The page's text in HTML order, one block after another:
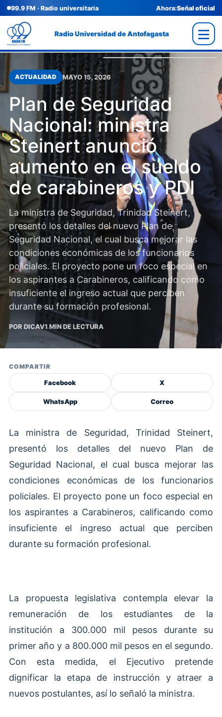
99.9 FM · Radio universitaria Ahora:Señal oficial
Radio Universidad de Antofagasta
ACTUALIDAD MAYO 15, 2026
Plan de Seguridad
Nacional: ministra
Steinert anunció
aumento en el sueldo
de carabineros y PDI
La ministra de Seguridad, Trinidad Steinert,
presentó los detalles del nuevo Plan de
Seguridad Nacional, el cual busca mejorar las
condiciones económicas de los funcionarios
policiales. El proyecto pone un foco especial en
los aspirantes a Carabineros, calificando como
insuficiente el ingreso actual que perciben
durante su formación profesional.
POR DICAV1 MIN DE LECTURA
COMPARTIR
Facebook X
WhatsApp Correo
La ministra de Seguridad, Trinidad Steinert,
presentó los detalles del nuevo Plan de
Seguridad Nacional, el cual busca mejorar las
condiciones económicas de los funcionarios
policiales. El proyecto pone un foco especial en
los aspirantes a Carabineros, calificando como
insuficiente el ingreso actual que perciben
durante su formación profesional.
La propuesta legislativa contempla elevar la
remuneración de los estudiantes de la
institución a 300.000 mil pesos durante su
primer año y a 800.000 mil pesos en el segundo.
Con esta medida, el Ejecutivo pretende
dignificar la etapa de instrucción y atraer a
nuevos postulantes, así lo señaló la ministra.